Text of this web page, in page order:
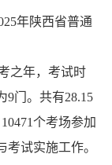
5年陕西省普通
之年，考试时
9门。共有28.15
10471个考场参加
考试实施工作。